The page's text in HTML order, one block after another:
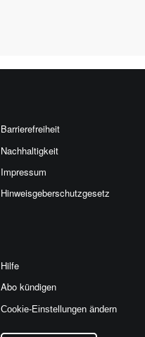
Barrierefreiheit
Nachhaltigkeit
Impressum
Hinweis­geber­schutz­gesetz
Hilfe
Abo kündigen
Cookie-Einstellungen ändern